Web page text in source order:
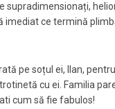
supradimensionați,
imediat ce termină
pe soțul ei, Ilan,
cu ei. Familia
cum să fie fabulos!